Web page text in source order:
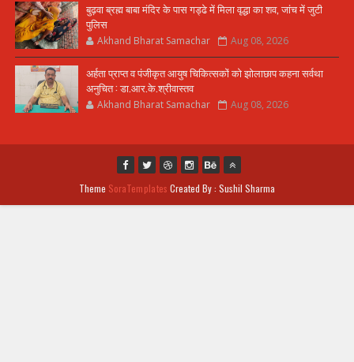
बुढ़वा ब्रह्म बाबा मंदिर के पास गड्ढे में मिला वृद्धा का शव, जांच में जुटी
पुलिस
Akhand Bharat Samachar Aug 08, 2026
अर्हता प्राप्त व पंजीकृत आयुष चिकित्सकों को झोलाछाप कहना सर्वथा
अनुचित : डा.आर.के.श्रीवास्तव
Akhand Bharat Samachar Aug 08, 2026
Theme SoraTemplates Created By : Sushil Sharma